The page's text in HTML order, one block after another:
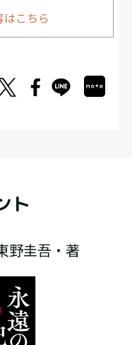
はこちら
ト
野圭吾・著